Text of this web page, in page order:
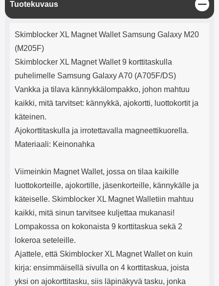
mha Kuunteluaika: noin 4 tuntia
Input: AC100-240V 50/60Hz 0.8A
Max Output: USB: DC5V/3.0A
(18W) Type-C: 5V/3A (PD15W)
5V/3A Max Maximum output:
Väri: Valkoinen
Tuotekuvaus
S
u
l
j
e
Tuotekuvaus
Skimblocker XL Magnet Wallet Samsung Galaxy M20
(M205F)
Skimblocker XL Magnet Wallet 9 korttitaskulla
puhelimelle Samsung Galaxy A70 (A705F/DS)
Vankka ja tilava kännykkälompakko, johon mahtuu
kaikki, mitä tarvitset: kännykkä, ajokortti, luottokortit ja
käteinen.
Ajokorttitaskulla ja irrotettavalla magneettikuorella.
Materiaali: Keinonahka
Viimeinkin Magnet Wallet, jossa on tilaa kaikille
luottokorteille, ajokortille, jäsenkorteille, kännykälle ja
käteiselle. Skimblocker XL Magnet Walletiin mahtuu
kaikki, mitä sinun tarvitsee kuljettaa mukanasi!
Lompakossa on kokonaista 9 korttitaskua sekä 2
lokeroa seteleille.
Ajattele, että Skimblocker XL Magnet Wallet on kuin
kirja: ensimmäisellä sivulla on 4 korttitaskua, joista
yksi on ajokorttitasku, siis läpinäkyvä tasku, jonka